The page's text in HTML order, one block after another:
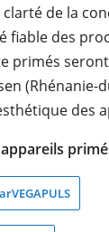
de la
fiable des
primés
des
VEGAPULS